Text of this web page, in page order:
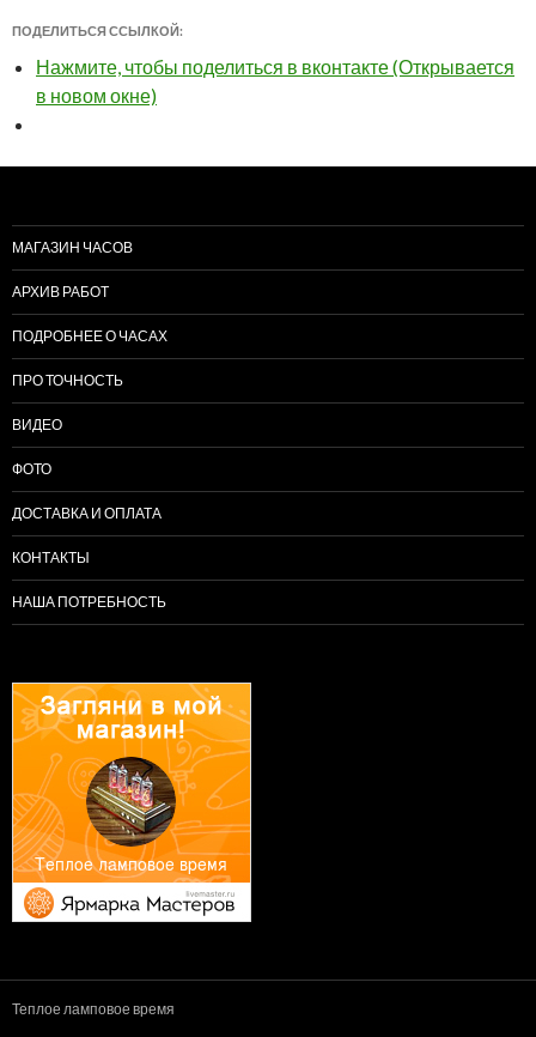
ПОДЕЛИТЬСЯ ССЫЛКОЙ:
Нажмите, чтобы поделиться в вконтакте (Открывается
в новом окне)
МАГАЗИН ЧАСОВ
АРХИВ РАБОТ
ПОДРОБНЕЕ О ЧАСАХ
ПРО ТОЧНОСТЬ
ВИДЕО
ФОТО
ДОСТАВКА И ОПЛАТА
КОНТАКТЫ
НАША ПОТРЕБНОСТЬ
Теплое ламповое время